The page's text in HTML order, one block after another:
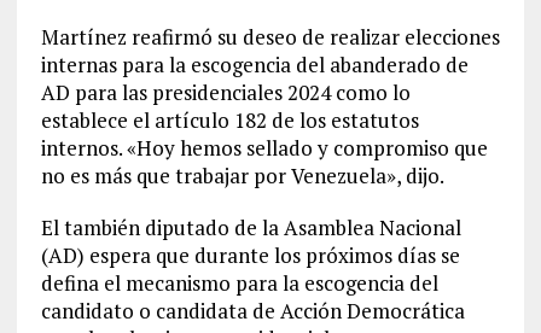
Martínez reafirmó su deseo de realizar elecciones
internas para la escogencia del abanderado de
AD para las presidenciales 2024 como lo
establece el artículo 182 de los estatutos
internos. «Hoy hemos sellado y compromiso que
no es más que trabajar por Venezuela», dijo.
El también diputado de la Asamblea Nacional
(AD) espera que durante los próximos días se
defina el mecanismo para la escogencia del
candidato o candidata de Acción Democrática